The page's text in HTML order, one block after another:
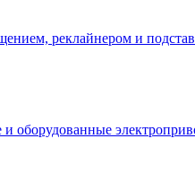
реклайнером и
оборудованные